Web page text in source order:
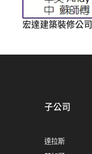
宏達建築裝修公司
子公司
達拉斯